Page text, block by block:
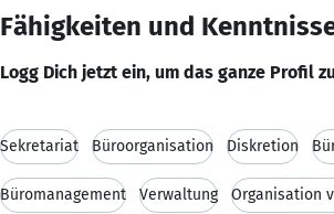
Fähigkeiten und
Logg Dich jetzt ein, um das ganze Profil
Sekretariat Büroorganisation Diskretion
Büromanagement Verwaltung Organisation